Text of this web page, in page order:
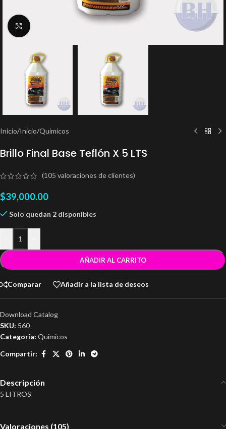
Clic para ampliar
Inicio/Inicio/Quimicos
Brillo Final Base Teflón X 5 LTS
(105 valoraciones de clientes)
$39,000.00
Solo quedan 2 disponibles
AÑADIR AL CARRITO
Comparar Añadir a la lista de deseos
Download Catalog
SKU: 560
Categoría: Quimicos
Compartir:
Descripción
5 LITROS
Valoraciones (105)